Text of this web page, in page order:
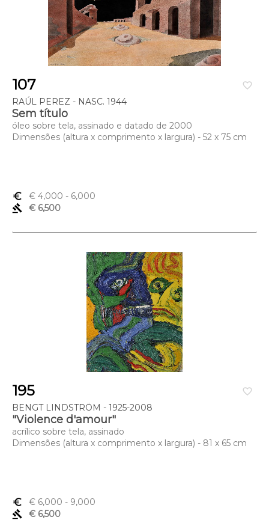
favorite_border
107
RAÚL PEREZ - NASC. 1944
Sem título
óleo sobre tela, assinado e datado de 2000
Dimensões (altura x comprimento x largura) - 52 x 75 cm
euro_symbol € 4,000 - 6,000
gavel
€ 6,500
favorite_border
195
BENGT LINDSTRÖM - 1925-2008
"Violence d'amour"
acrílico sobre tela, assinado
Dimensões (altura x comprimento x largura) - 81 x 65 cm
euro_symbol € 6,000 - 9,000
gavel
€ 6,500